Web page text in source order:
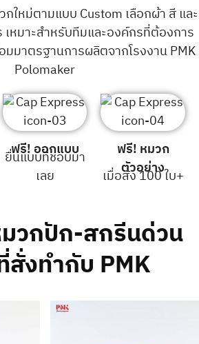
ใหม่ตามแบบ Custom เลือกผ้า สี และ
หมาะสำหรับทีมและองค์กรที่ต้องการ
มาตรฐานการผลิตจากโรงงาน PMK
Polomaker
ฟรี! ออกแบบ
ยื่นแบบที่ชอบมา
เลย
ฟรี! หมวก
ตัวอย่าง
เมื่อสั่ง 100 ใบ+
วกปัก-สกรีนด่วน
งทำกับ PMK